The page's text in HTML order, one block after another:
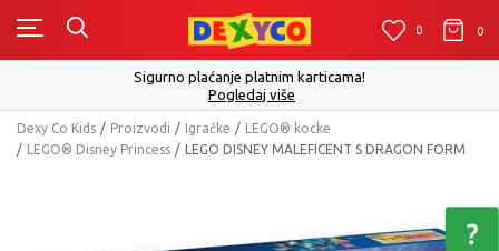
0 0
Sigurno plaćanje platnim karticama!
Pogledaj više
Dexy Co Kids Proizvodi Igračke
LEGO® kocke
LEGO® Disney Princess
LEGO DISNEY MALEFICENT S DRAGON FORM